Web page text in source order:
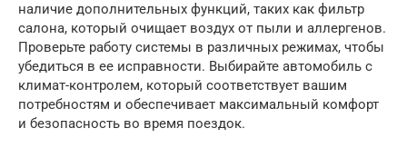
наличие дополнительных функций, таких как фильтр
салона, который очищает воздух от пыли и аллергенов.
Проверьте работу системы в различных режимах, чтобы
убедиться в ее исправности. Выбирайте автомобиль с
климат-контролем, который соответствует вашим
потребностям и обеспечивает максимальный комфорт
и безопасность во время поездок.